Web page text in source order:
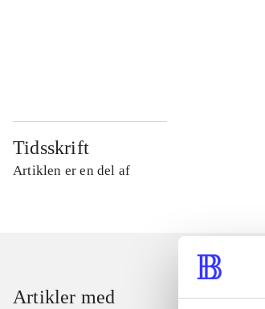
Tidsskrift
Artiklen er en del af
Artikler med